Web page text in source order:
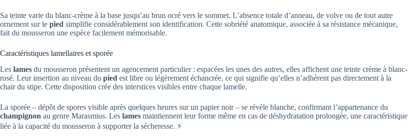
Sa teinte varie du blanc-crème à la base jusqu’au brun ocré vers le sommet. L’absence totale d’anneau, de volve ou de tout autre
ornement sur le pied simplifie considérablement son identification. Cette sobriété anatomique, associée à sa résistance mécanique,
fait du mousseron une espèce facilement mémorisable.
Caractéristiques lamellaires et sporée
Les lames du mousseron présentent un agencement particulier : espacées les unes des autres, elles affichent une teinte crème à blanc-
rosé. Leur insertion au niveau du pied est libre ou légèrement échancrée, ce qui signifie qu’elles n’adhèrent pas directement à la
chair du stipe. Cette disposition crée des interstices visibles entre chaque lamelle.
La sporée – dépôt de spores visible après quelques heures sur un papier noir – se révèle blanche, confirmant l’appartenance du
champignon au genre Marasmius. Les lames maintiennent leur forme même en cas de déshydratation prolongée, une caractéristique
liée à la capacité du mousseron à supporter la sécheresse. ⚡